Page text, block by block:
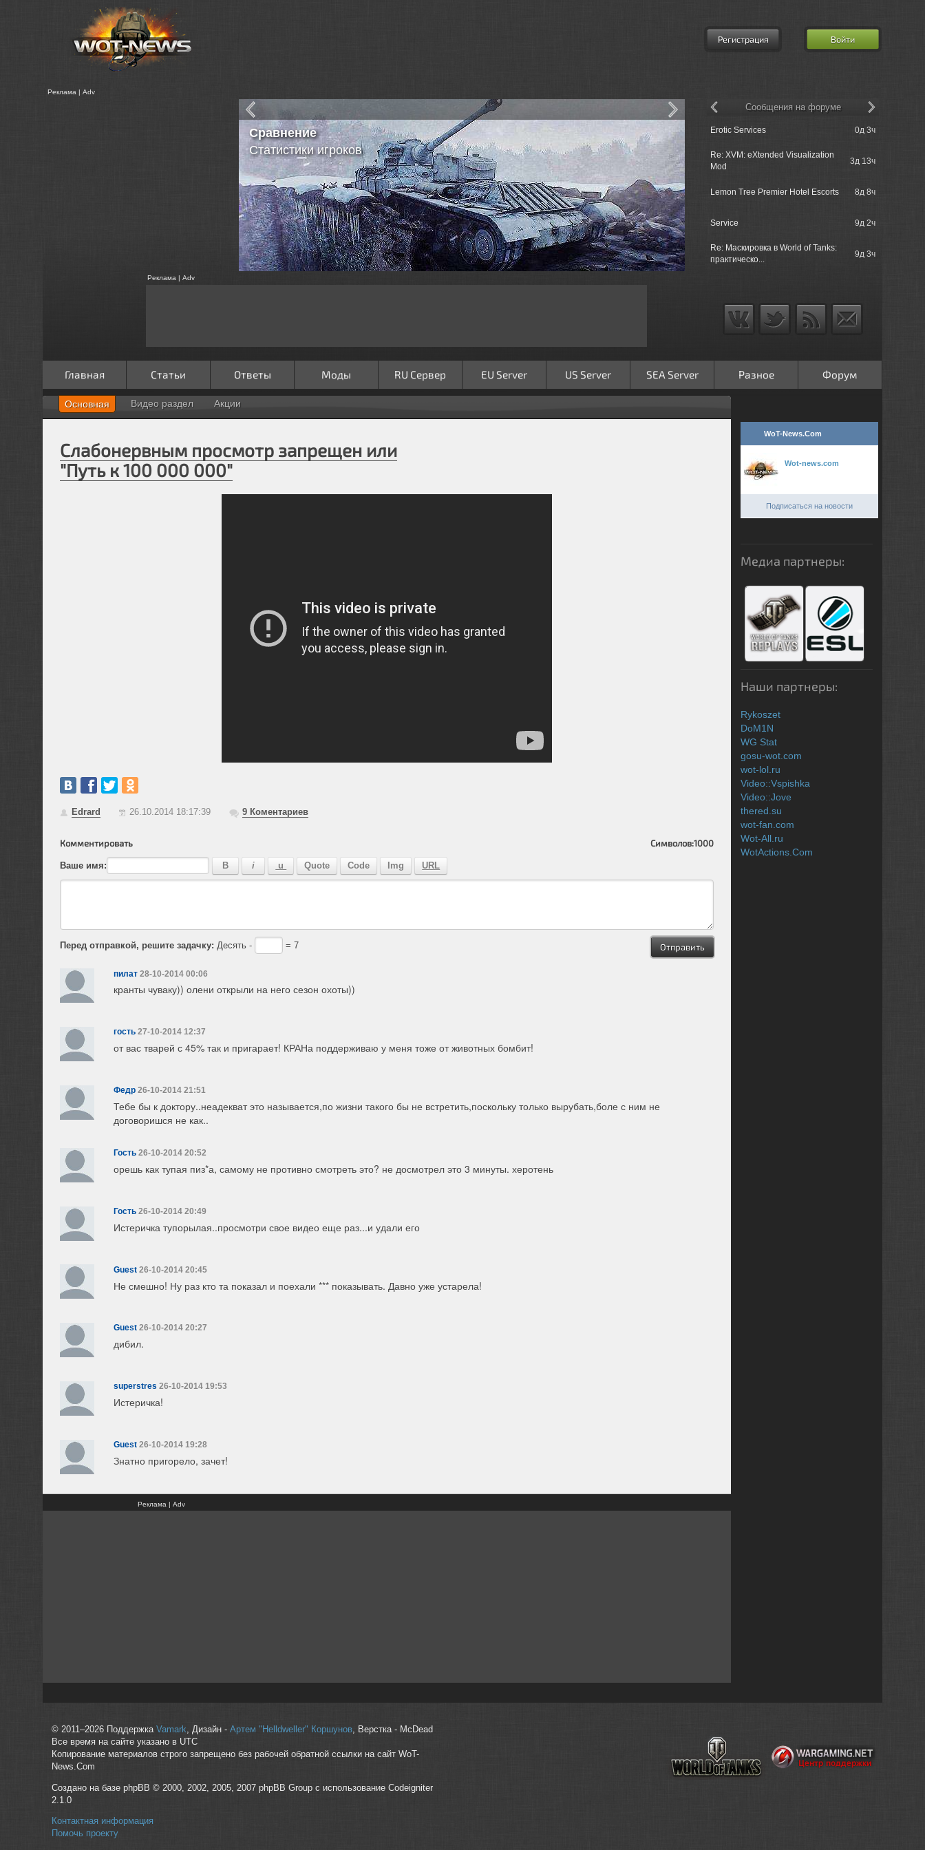
Регистрация Войти
Реклама | Adv
Модуль статистики кланов
- Загрузка списка клана
- Загрузка статистики бойцов клана
- Загрузка информации о наградах
- Загрузки информации с "Глобальной Карты"
- Сохранение данных в MySQL
- Работа в автономном режими
Erotic Services 0д 3ч
Re: XVM: eXtended Visualization
Mod
3д 13ч
Lemon Tree Premier Hotel Escorts 8д 8ч
Service 9д 2ч
Re: Маскировка в World of Tanks:
практическо...
9д 3ч
Сообщения на форуме
Реклама | Adv
Главная Статьи Ответы Моды RU Сервер EU Server US Server SEA Server Разное Форум
Основная Видео раздел Акции
Слабонервным просмотр запрещен или
"Путь к 100 000 000"
Edrard 26.10.2014 18:17:39 9Коментариев
Комментировать Символов:1000
Ваше имя:
Перед отправкой, решите задачку: Десять - = 7
пилат 28-10-2014 00:06
кранты чуваку)) олени открыли на него сезон охоты))
гость 27-10-2014 12:37
от вас тварей с 45% так и пригарает! КРАНа поддерживаю у меня тоже от животных бомбит!
Федр 26-10-2014 21:51
Тебе бы к доктору..неадекват это называется,по жизни такого бы не встретить,поскольку только вырубать,боле с ним не
договоришся не как..
Гость 26-10-2014 20:52
орешь как тупая пиз*а, самому не противно смотреть это? не досмотрел это 3 минуты. херотень
Гость 26-10-2014 20:49
Истеричка тупорылая..просмотри свое видео еще раз...и удали его
Guest 26-10-2014 20:45
Не смешно! Ну раз кто та показал и поехали *** показывать. Давно уже устарела!
Guest 26-10-2014 20:27
дибил.
superstres 26-10-2014 19:53
Истеричка!
Guest 26-10-2014 19:28
Знатно пригорело, зачет!
Реклама | Adv
WoT-News.Com
Wot-news.com
Подписаться на новости
Медиа партнеры:
Наши партнеры:
Rykoszet
DoM1N
WG Stat
gosu-wot.com
wot-lol.ru
Video::Vspishka
Video::Jove
thered.su
wot-fan.com
Wot-All.ru
WotActions.Com
© 2011–2026 Поддержка Vamark, Дизайн - Артем "Helldweller" Коршунов, Верстка - McDead
Все время на сайте указано в UTC
Копирование материалов строго запрещено без рабочей обратной ссылки на сайт WoT-
News.Com
Создано на базе phpBB © 2000, 2002, 2005, 2007 phpBB Group с использование Codeigniter
2.1.0
Контактная информация
Помочь проекту